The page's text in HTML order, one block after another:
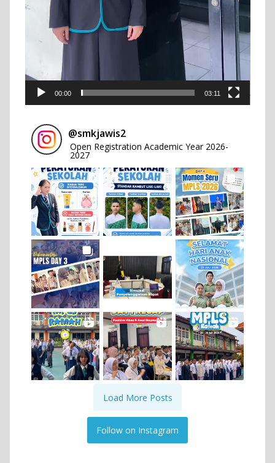
00:00 03:11
@smkjawis2
Open Registration Academic Year 2026-
2027
Load More Posts
Follow on Instagram